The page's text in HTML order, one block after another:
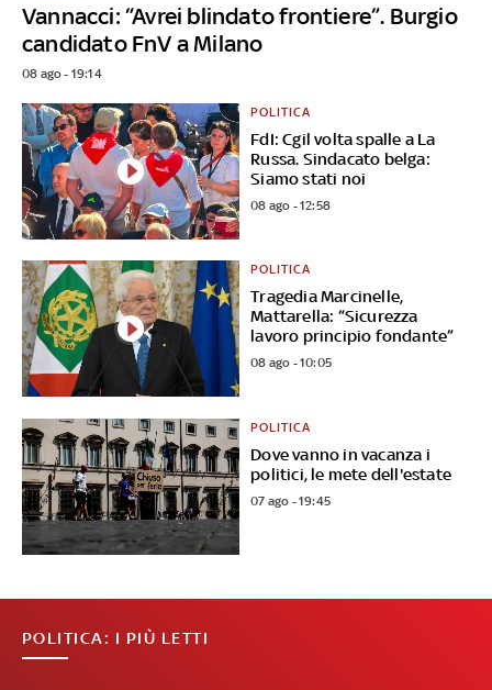
Vannacci: “Avrei blindato frontiere”. Burgio
candidato FnV a Milano
08 ago - 19:14
FdI: Cgil volta spalle a La
Russa. Sindacato belga:
Siamo stati noi
POLITICA
08 ago - 12:58
Tragedia Marcinelle,
Mattarella: “Sicurezza
lavoro principio fondante”
POLITICA
08 ago - 10:05
Dove vanno in vacanza i
politici, le mete dell'estate
POLITICA
07 ago - 19:45
POLITICA: I PIÙ LETTI